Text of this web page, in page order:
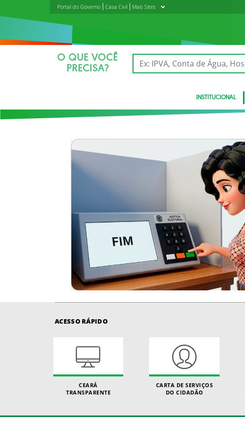
Portal do Governo Casa Civil Mais Sites
O QUE VOCÊ
PRECISA?
INSTITUCIONAL
ACESSO RÁPIDO
CEARÁ
TRANSPARENTE
CARTA DE SERVIÇOS
DO CIDADÃO